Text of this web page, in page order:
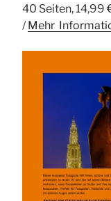
40 Seiten, 14,99
/ Mehr